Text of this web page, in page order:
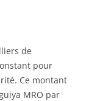
de
pour
Ce montant
MRO par